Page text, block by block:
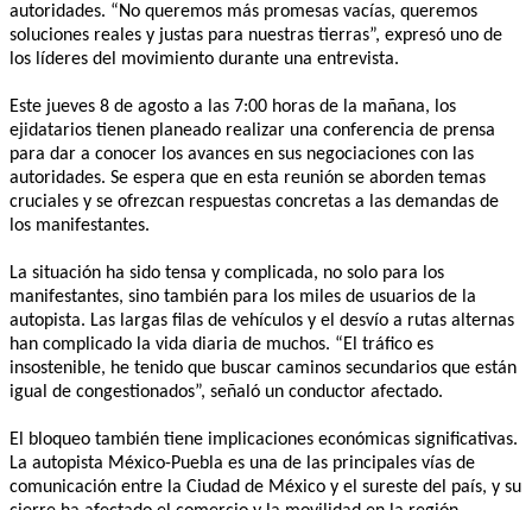
autoridades. “No queremos más promesas vacías, queremos
soluciones reales y justas para nuestras tierras”, expresó uno de
los líderes del movimiento durante una entrevista.
Este jueves 8 de agosto a las 7:00 horas de la mañana, los
ejidatarios tienen planeado realizar una conferencia de prensa
para dar a conocer los avances en sus negociaciones con las
autoridades. Se espera que en esta reunión se aborden temas
cruciales y se ofrezcan respuestas concretas a las demandas de
los manifestantes.
La situación ha sido tensa y complicada, no solo para los
manifestantes, sino también para los miles de usuarios de la
autopista. Las largas filas de vehículos y el desvío a rutas alternas
han complicado la vida diaria de muchos. “El tráfico es
insostenible, he tenido que buscar caminos secundarios que están
igual de congestionados”, señaló un conductor afectado.
El bloqueo también tiene implicaciones económicas significativas.
La autopista México-Puebla es una de las principales vías de
comunicación entre la Ciudad de México y el sureste del país, y su